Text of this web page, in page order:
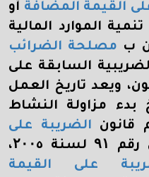
القيمة المضافة أو
الموارد المالية
ب مصلحة الضرائب
السابقة على
ويعد تاريخ العمل
بدء مزاولة النشاط
قانون الضريبة على
رقم ۹۱ لسنة ۲۰۰٥،
على القيمة